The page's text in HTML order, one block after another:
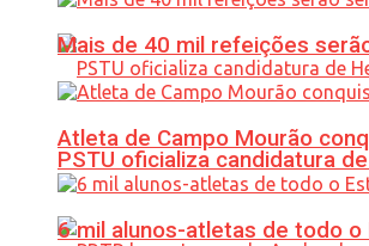
PSTU oficializa candidatura
Mais de 40 mil refeições
Atleta de Campo Mourão
6 mil alunos-atletas de todo o